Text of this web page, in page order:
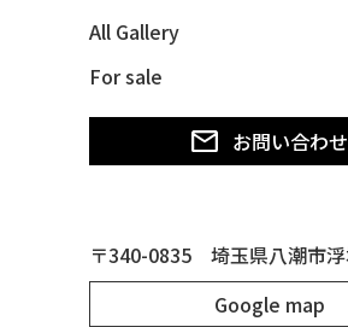
49 MERCURY *MERC9*
50 CHEVY STYLE-LINE*BUBBLES
50 CHEVY SUBURBAN
51 MERCURY *ART MORRISON
All Gallery
For sale
お問い合わせ
〒340-0835 埼玉県八潮市
Google map